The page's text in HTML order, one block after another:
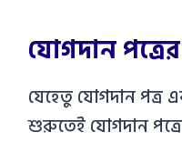
যোগদান
যেহেতু যোগদান পত্র
শুরুতেই যোগদান